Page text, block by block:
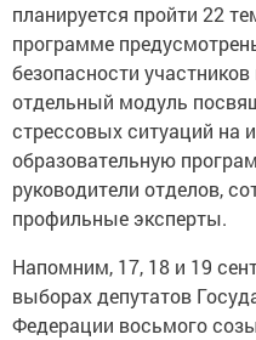
планируется пройти 22
программе
безопасности
отдельный модуль
стрессовых ситуаций на
образовательную
руководители отделов,
профильные эксперты.
Напомним, 17, 18 и 19
выборах депутатов
Федерации восьмого